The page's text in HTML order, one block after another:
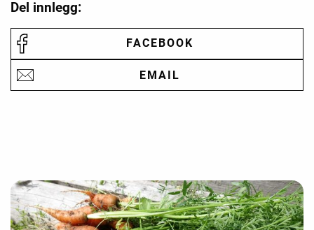
Del innlegg:
FACEBOOK
EMAIL